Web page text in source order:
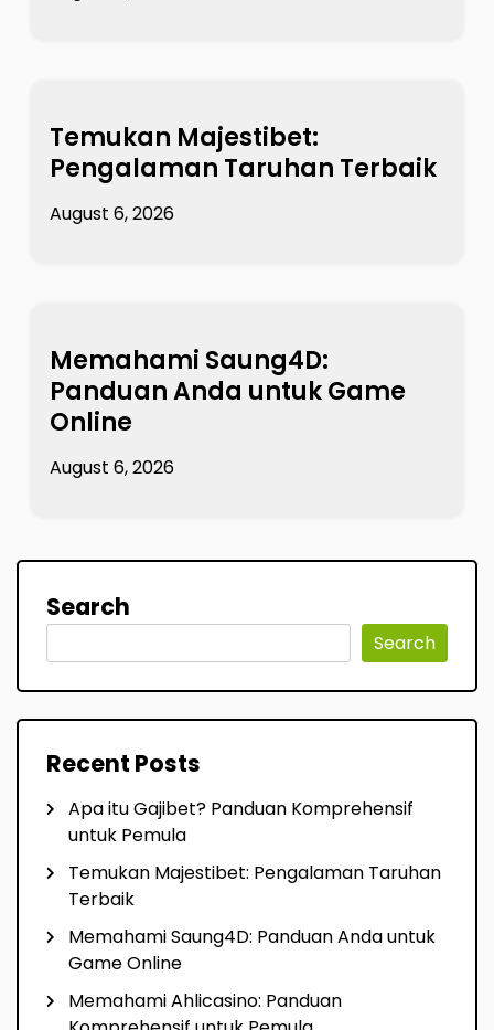
Temukan Majestibet:
Pengalaman Taruhan Terbaik
August 6, 2026
Memahami Saung4D:
Panduan Anda untuk Game
Online
August 6, 2026
Search
Search
Recent Posts
Apa itu Gajibet? Panduan Komprehensif
untuk Pemula
Temukan Majestibet: Pengalaman Taruhan
Terbaik
Memahami Saung4D: Panduan Anda untuk
Game Online
Memahami Ahlicasino: Panduan